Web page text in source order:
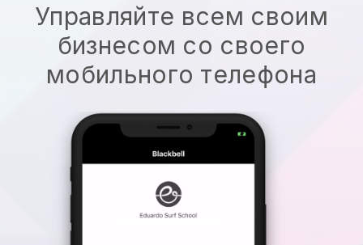
Управляйте всем своим
бизнесом со своего
мобильного телефона